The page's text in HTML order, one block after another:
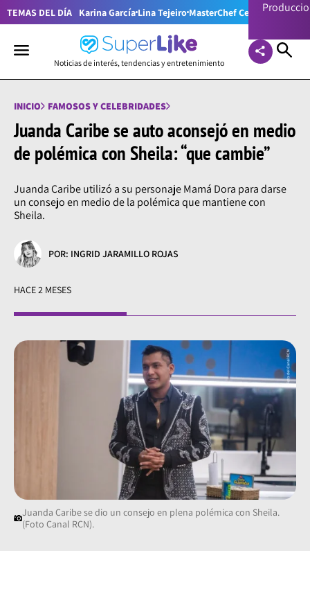
TEMAS DEL DÍA Karina García Lina Tejeiro MasterChef Celebrity
Noticias de interés, tendencias y entretenimiento
INICIO FAMOSOS Y CELEBRIDADES
Juanda Caribe se auto aconsejó en medio
de polémica con Sheila: “que cambie”
Juanda Caribe utilizó a su personaje Mamá Dora para darse
un consejo en medio de la polémica que mantiene con
Sheila.
POR: INGRID JARAMILLO ROJAS
HACE 2 MESES
Juanda Caribe se dio un consejo en plena polémica con Sheila.
(Foto Canal RCN).